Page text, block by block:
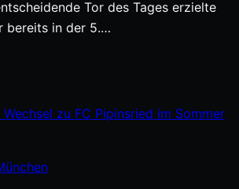
Tor des Tages erzielte
bereits in der 5.…